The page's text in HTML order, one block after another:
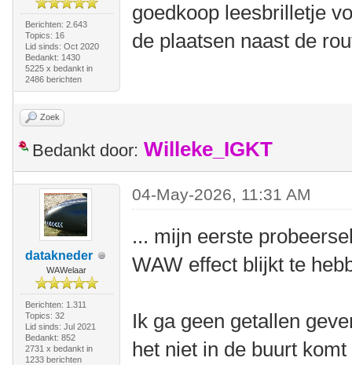
Berichten: 2.643
Topics: 16
Lid sinds: Oct 2020
Bedankt: 1430
5225 x bedankt in
2486 berichten
goedkoop leesbrilletje
de plaatsen naast de
Zoek
Bedankt door: Willeke_IGKT
datakneder
WAWelaar
Berichten: 1.311
Topics: 32
Lid sinds: Jul 2021
Bedankt: 852
2731 x bedankt in
1233 berichten
04-May-2026, 11:31 AM
... mijn eerste
WAW effect blijkt te
Ik ga geen getallen
het niet in de buurt